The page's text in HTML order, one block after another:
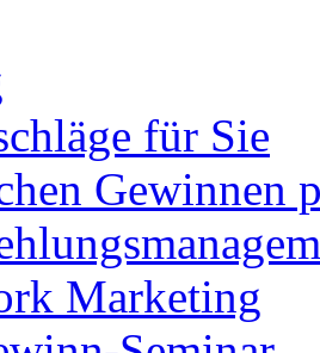
für Sie
Gewinnen
Marketing